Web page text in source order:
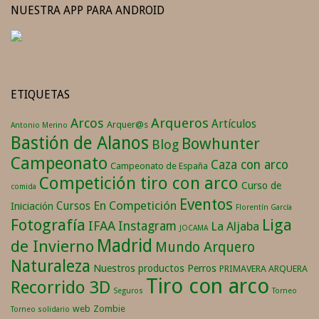
NUESTRA APP PARA ANDROID
ETIQUETAS
Antonio Merino Arcos Arquer@s Arqueros Artículos
Bastión de Alanos Blog Bowhunter
Campeonato Campeonato de España Caza con arco
comida Competición tiro con arco Curso de
Iniciación Cursos En Competición Eventos Florentín García
Fotografía IFAA Instagram JOCAMA La Aljaba Liga
de Invierno Madrid Mundo Arquero
Naturaleza Nuestros productos Perros PRIMAVERA ARQUERA
Recorrido 3D Seguros Tiro con arco Torneo
Torneo solidario web Zombie